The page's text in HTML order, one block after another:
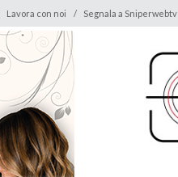
Lavora con noi Segnala a Sniperwebtv